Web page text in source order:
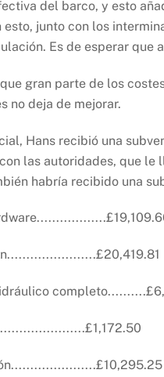
del barco, y esto
junto con los
Es de esperar que
gran parte de los
no deja de mejorar.
Hans recibió una
las autoridades, que le
habría recibido una